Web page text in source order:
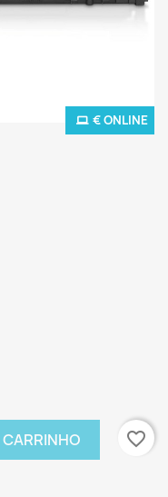
€ ONLINE
favorite_border